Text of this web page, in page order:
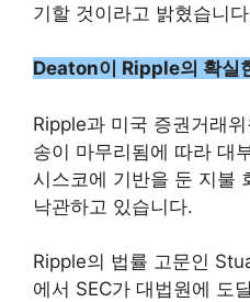
기할 것이라고 밝혔습니
Deaton이 Ripple의 확실
Ripple과 미국 증권거래
송이 마무리됨에 따라 대
시스코에 기반을 둔 지불
낙관하고 있습니다.
Ripple의 법률 고문인
에서 SEC가 대법원에 도